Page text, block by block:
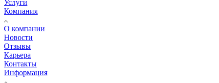
Услуги
Компания
О компании
Новости
Отзывы
Карьера
Контакты
Информация